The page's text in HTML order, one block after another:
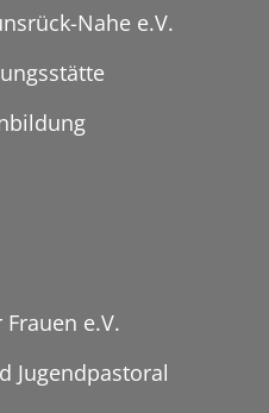
Nahe e.V.
e.V.
Jugendpastoral